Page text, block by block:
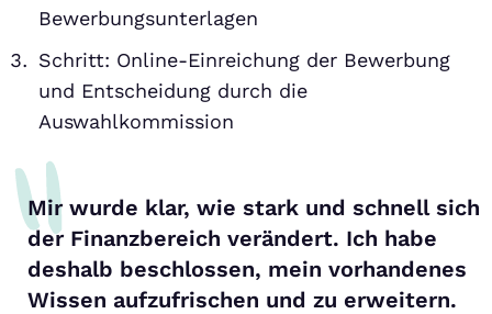
Bewerbungsunterlagen
Schritt: Online-Einreichung der Bewerbung
und Entscheidung durch die
Auswahlkommission
Mir wurde klar, wie stark und schnell sich
der Finanzbereich verändert. Ich habe
deshalb beschlossen, mein vorhandenes
Wissen aufzufrischen und zu erweitern.